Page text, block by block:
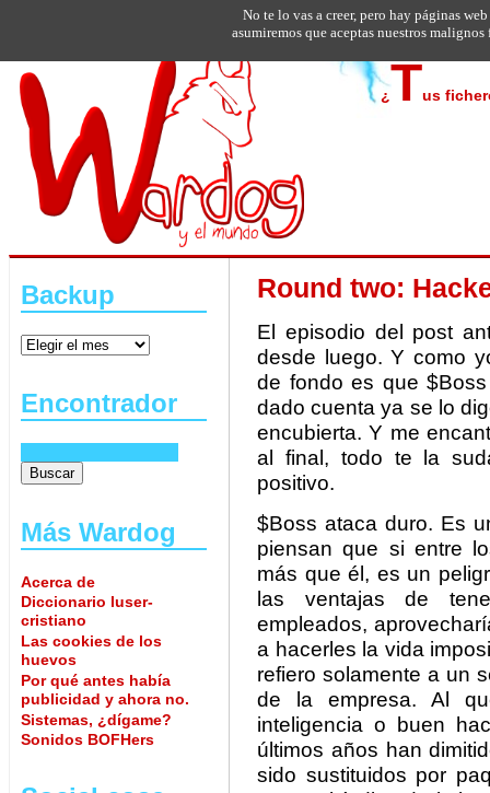
¿Tus
Backup
Encontrador
Más Wardog
Acerca de
Diccionario luser-
cristiano
Las cookies de los
huevos
Por qué antes había
publicidad y ahora no.
Sistemas, ¿dígame?
Sonidos BOFHers
Round two:
El episodio del post
desde luego. Y como
de fondo es que
dado cuenta ya se lo
encubierta. Y me
al final, todo te la
positivo.
$Boss ataca duro. Es
piensan que si entre
más que él, es un
las ventajas de
empleados,
a hacerles la vida
refiero solamente a un
de la empresa. Al
inteligencia o buen
últimos años han
sido sustituidos por
No te lo vas a creer, pero hay páginas
asumiremos que aceptas nuestros